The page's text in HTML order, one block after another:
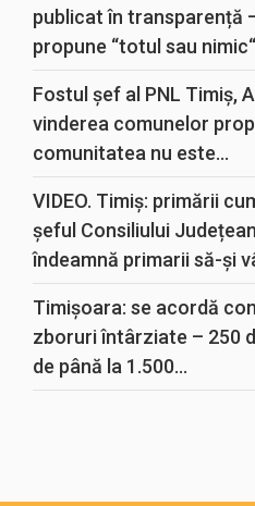
publicat în transparență
propune “totul sau
Fostul șef al PNL Timiș,
vinderea comunelor
comunitatea nu este...
VIDEO. Timiș: primării
șeful Consiliului
îndeamnă primarii să-și
Timișoara: se acordă
zboruri întârziate – 250
de până la 1.500...